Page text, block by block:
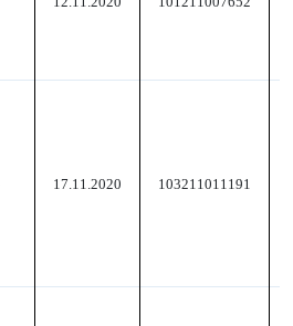
17.11.2020 103211011191